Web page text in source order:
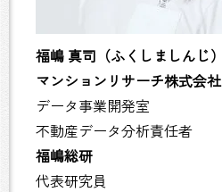
福嶋 真司（ふくしましんじ）
マンションリサーチ株式会社
データ事業開発室
不動産データ分析責任者
福嶋総研
代表研究員